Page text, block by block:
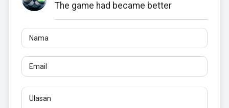
The game had became better
Nama
Email
Ulasan
Minimal 10 karakter. Tautan tidak diizinkan.